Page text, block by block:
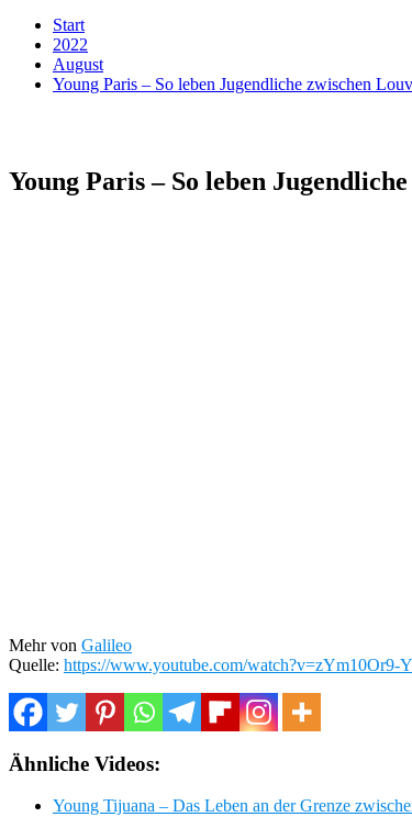
Start
2022
August
Young Paris – So leben Jugendliche zwischen
Young Paris – So leben
Mehr von Galileo
Quelle: https://www.youtube.com/watch?v=zYm10Or9-
Ähnliche Videos:
Young Tijuana – Das Leben an der Grenze